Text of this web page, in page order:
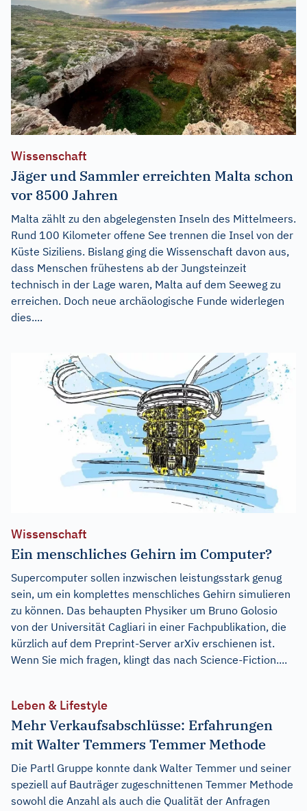
Wissenschaft
Jäger und Sammler erreichten Malta schon
vor 8500 Jahren
Malta zählt zu den abgelegensten Inseln des Mittelmeers.
Rund 100 Kilometer offene See trennen die Insel von der
Küste Siziliens. Bislang ging die Wissenschaft davon aus,
dass Menschen frühestens ab der Jungsteinzeit
technisch in der Lage waren, Malta auf dem Seeweg zu
erreichen. Doch neue archäologische Funde widerlegen
dies....
Wissenschaft
Ein menschliches Gehirn im Computer?
Supercomputer sollen inzwischen leistungsstark genug
sein, um ein komplettes menschliches Gehirn simulieren
zu können. Das behaupten Physiker um Bruno Golosio
von der Universität Cagliari in einer Fachpublikation, die
kürzlich auf dem Preprint-Server arXiv erschienen ist.
Wenn Sie mich fragen, klingt das nach Science-Fiction....
Leben & Lifestyle
Mehr Verkaufsabschlüsse: Erfahrungen
mit Walter Temmers Temmer Methode
Die Partl Gruppe konnte dank Walter Temmer und seiner
speziell auf Bauträger zugeschnittenen Temmer Methode
sowohl die Anzahl als auch die Qualität der Anfragen